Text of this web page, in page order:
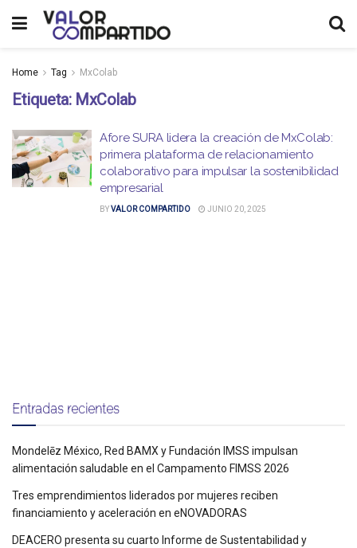
Home Tag MxColab
Etiqueta: MxColab
Afore SURA lidera la creación de MxColab:
primera plataforma de relacionamiento
colaborativo para impulsar la sostenibilidad
empresarial
BYVALOR COMPARTIDO JUNIO 20, 2025
Entradas recientes
Mondelēz México, Red BAMX y Fundación IMSS impulsan
alimentación saludable en el Campamento FIMSS 2026
Tres emprendimientos liderados por mujeres reciben
financiamiento y aceleración en eNOVADORAS
DEACERO presenta su cuarto Informe de Sustentabilidad y